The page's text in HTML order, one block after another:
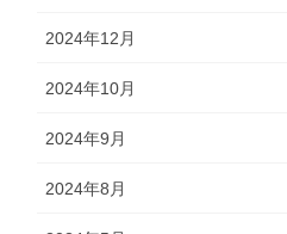
2024年12月
2024年10月
2024年9月
2024年8月